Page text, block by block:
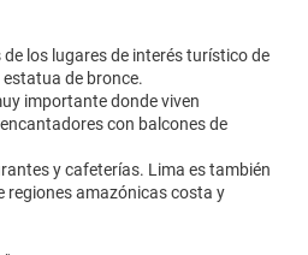
los lugares de interés turístico de
de bronce.
importante donde viven
con balcones de
y cafeterías. Lima es también
regiones amazónicas costa y